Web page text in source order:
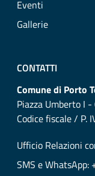
Eventi
Gallerie
CONTATTI
Comune di Porto
Piazza Umberto I
Codice fiscale / P.
Ufficio Relazioni
SMS e